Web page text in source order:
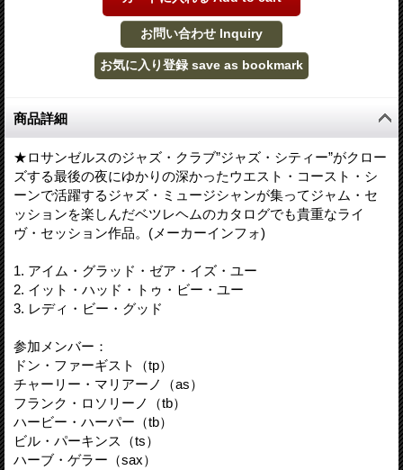
商品詳細
★ロサンゼルスのジャズ・クラブ”ジャズ・シティー”がクロー
ズする最後の夜にゆかりの深かったウエスト・コースト・シ
ーンで活躍するジャズ・ミュージシャンが集ってジャム・セ
ッションを楽しんだベツレヘムのカタログでも貴重なライ
ヴ・セッション作品。(メーカーインフォ)
1. アイム・グラッド・ゼア・イズ・ユー
2. イット・ハッド・トゥ・ビー・ユー
3. レディ・ビー・グッド
参加メンバー：
ドン・ファーギスト（tp）
チャーリー・マリアーノ（as）
フランク・ロソリーノ（tb）
ハービー・ハーパー（tb）
ビル・パーキンス（ts）
ハーブ・ゲラー（sax）